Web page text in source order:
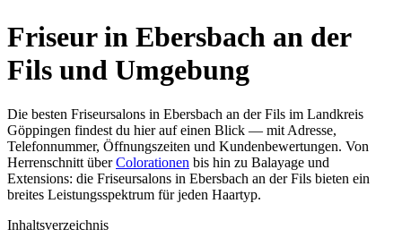
Friseur in Ebersbach an der
Fils und Umgebung
Die besten Friseursalons in Ebersbach an der Fils im Landkreis
Göppingen findest du hier auf einen Blick — mit Adresse,
Telefonnummer, Öffnungszeiten und Kundenbewertungen. Von
Herrenschnitt überColorationen bis hin zu Balayage und
Extensions: die Friseursalons in Ebersbach an der Fils bieten ein
breites Leistungsspektrum für jeden Haartyp.
Inhaltsverzeichnis